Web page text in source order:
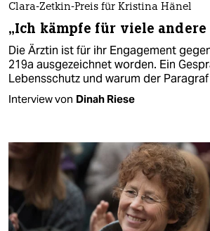
Clara-Zetkin-Preis für Kristina Hänel
„Ich kämpfe für viele andere
Die Ärztin ist für ihr Engagement
219a ausgezeichnet worden. Ein
Lebensschutz und warum der
Interview von Dinah Riese